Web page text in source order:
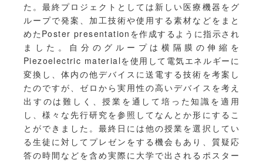
た。最終プロジェクトとしては新しい医療機器をグ
ループで発案、加工技術や使用する素材などをまと
めたPoster presentationを作成するように指示され
ました。自分のグループは横隔膜の伸縮を
Piezoelectric materialを使用して電気エネルギーに
変換し、体内の他デバイスに送電する技術を考案し
たのですが、ゼロから実用性の高いデバイスを考え
出すのは難しく、授業を通して培った知識を適用
し、様々な先行研究を参照してなんとか形にするこ
とができました。最終日には他の授業を選択してい
る生徒に対してプレゼンをする機会もあり、質疑応
答の時間などを含め実際に大学で出されるポスター